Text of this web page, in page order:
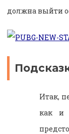
должна выйти
Итак,
как и